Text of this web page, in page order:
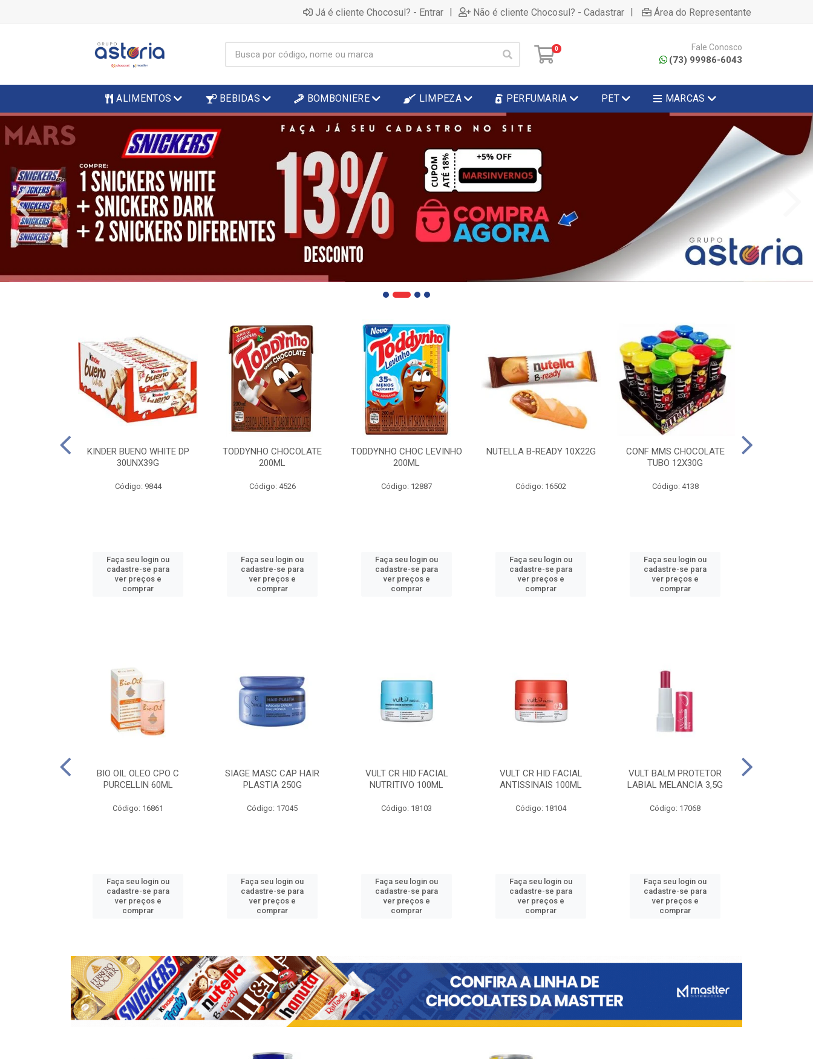
Já é cliente Chocosul? - Entrar | Não é cliente Chocosul? - Cadastrar | Área do Representante
0 Fale Conosco
(73) 99986-6043
ALIMENTOS BEBIDAS BOMBONIERE LIMPEZA PERFUMARIA PET MARCAS
KINDER BUENO WHITE DP
30UNX39G
Código: 9844
Faça seu login ou
cadastre-se para
ver preços e
comprar
TODDYNHO CHOCOLATE
200ML
Código: 4526
Faça seu login ou
cadastre-se para
ver preços e
comprar
TODDYNHO CHOC LEVINHO
200ML
Código: 12887
Faça seu login ou
cadastre-se para
ver preços e
comprar
NUTELLA B-READY 10X22G
Código: 16502
Faça seu login ou
cadastre-se para
ver preços e
comprar
CONF MMS CHOCOLATE
TUBO 12X30G
Código: 4138
Faça seu login ou
cadastre-se para
ver preços e
comprar
BIO OIL OLEO CPO C
PURCELLIN 60ML
Código: 16861
Faça seu login ou
cadastre-se para
ver preços e
comprar
SIAGE MASC CAP HAIR
PLASTIA 250G
Código: 17045
Faça seu login ou
cadastre-se para
ver preços e
comprar
VULT CR HID FACIAL
NUTRITIVO 100ML
Código: 18103
Faça seu login ou
cadastre-se para
ver preços e
comprar
VULT CR HID FACIAL
ANTISSINAIS 100ML
Código: 18104
Faça seu login ou
cadastre-se para
ver preços e
comprar
VULT BALM PROTETOR
LABIAL MELANCIA 3,5G
Código: 17068
Faça seu login ou
cadastre-se para
ver preços e
comprar